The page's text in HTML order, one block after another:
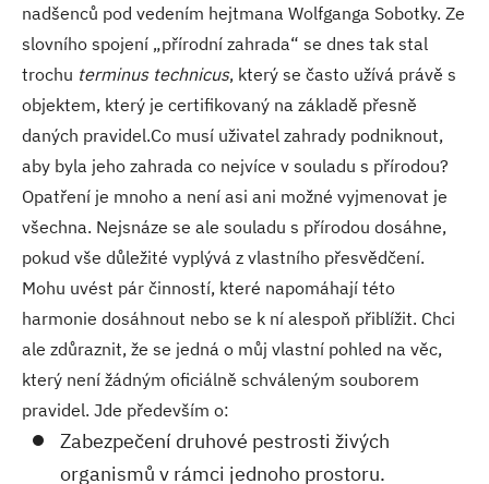
nadšenců pod vedením hejtmana Wolfganga Sobotky. Ze
slovního spojení „přírodní zahrada“ se dnes tak stal
trochu terminus technicus, který se často užívá právě s
objektem, který je certifikovaný na základě přesně
daných pravidel.Co musí uživatel zahrady podniknout,
aby byla jeho zahrada co nejvíce v souladu s přírodou?
Opatření je mnoho a není asi ani možné vyjmenovat je
všechna. Nejsnáze se ale souladu s přírodou dosáhne,
pokud vše důležité vyplývá z vlastního přesvědčení.
Mohu uvést pár činností, které napomáhají této
harmonie dosáhnout nebo se k ní alespoň přiblížit. Chci
ale zdůraznit, že se jedná o můj vlastní pohled na věc,
který není žádným oficiálně schváleným souborem
pravidel. Jde především o:
Zabezpečení druhové pestrosti živých
organismů v rámci jednoho prostoru.